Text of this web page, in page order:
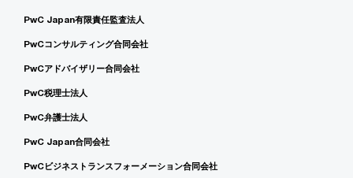
PwC Japan有限責任監査法人
PwCコンサルティング合同会社
PwCアドバイザリー合同会社
PwC税理士法人
PwC弁護士法人
PwC Japan合同会社
PwCビジネストランスフォーメーション合同会社